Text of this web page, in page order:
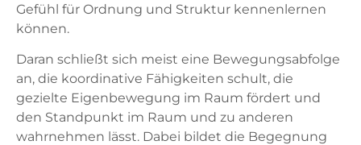
Gefühl für Ordnung und Struktur kennenlernen
können.
Daran schließt sich meist eine Bewegungsabfolge
an, die koordinative Fähigkeiten schult, die
gezielte Eigenbewegung im Raum fördert und
den Standpunkt im Raum und zu anderen
wahrnehmen lässt. Dabei bildet die Begegnung